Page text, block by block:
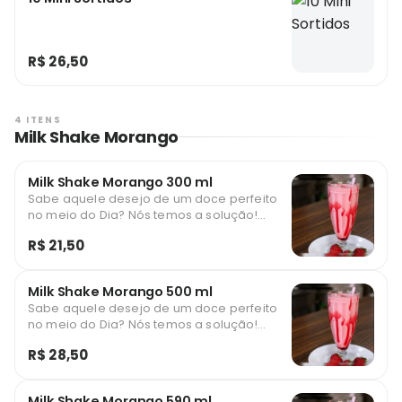
R$ 26,50
4 ITENS
Milk Shake Morango
Milk Shake Morango 300 ml
Sabe aquele desejo de um doce perfeito
no meio do Dia? Nós temos a solução!
preparado com um sorvete ultra cremoso,
artesanal de morango que escorre pela
taça e, para finalizar, pedaços frescos de
morango de verdade!
R$ 21,50
Milk Shake Morango 500 ml
Sabe aquele desejo de um doce perfeito
no meio do Dia? Nós temos a solução!
preparado com um sorvete ultra cremoso,
R$ 28,50